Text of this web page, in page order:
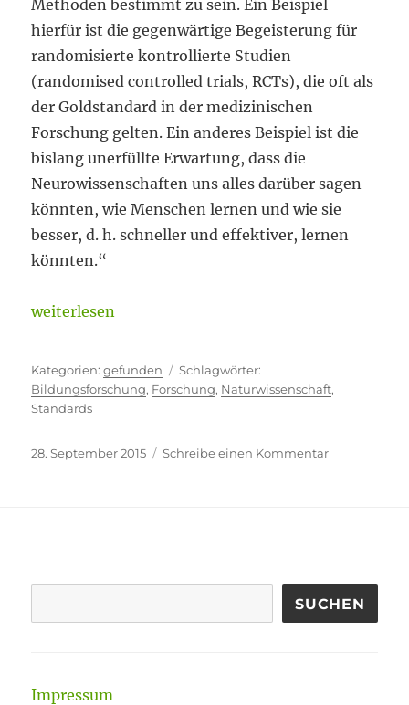
Methoden bestimmt zu sein. Ein Beispiel
hierfür ist die gegenwärtige Begeisterung für
randomisierte kontrollierte Studien
(randomised controlled trials, RCTs), die oft als
der Goldstandard in der medizinischen
Forschung gelten. Ein anderes Beispiel ist die
bislang unerfüllte Erwartung, dass die
Neurowissenschaften uns alles darüber sagen
könnten, wie Menschen lernen und wie sie
besser, d. h. schneller und effektiver, lernen
könnten.“
„Fremddisziplinär vereinnahmt“
weiterlesen
Kategorien
gefunden
Bildungsforschung, Forschung, Naturwissenschaft,
Standards
Veröffentlicht
28. September 2015 Schreibe einen Kommentarzu
SUCHEN
Impressum